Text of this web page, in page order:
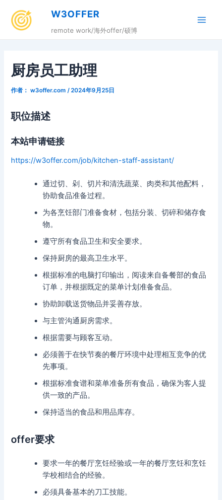
W3OFFER
remote work/海外offer/硕博
厨房员工助理
作者： w3offer.com /2024年9月25日
职位描述
本站申请链接
https://w3offer.com/job/kitchen-staff-assistant/
通过切、剁、切片和清洗蔬菜、肉类和其他配料，
协助食品准备过程。
为各烹饪部门准备食材，包括分装、切碎和储存食
物。
遵守所有食品卫生和安全要求。
保持厨房的最高卫生水平。
根据标准的电脑打印输出，阅读来自备餐部的食品
订单，并根据既定的菜单计划准备食品。
协助卸载送货物品并妥善存放。
与主管沟通厨房需求。
根据需要与顾客互动。
必须善于在快节奏的餐厅环境中处理相互竞争的优
先事项。
根据标准食谱和菜单准备所有食品，确保为客人提
供一致的产品。
保持适当的食品和用品库存。
offer要求
要求一年的餐厅烹饪经验或一年的餐厅烹饪和烹饪
学校相结合的经验。
必须具备基本的刀工技能。